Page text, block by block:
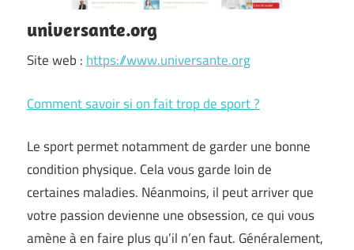
universante.org
Site web :https://www.universante.org
Comment savoir si on fait trop de sport ?
Le sport permet notamment de garder une bonne
condition physique. Cela vous garde loin de
certaines maladies. Néanmoins, il peut arriver que
votre passion devienne une obsession, ce qui vous
amène à en faire plus qu’il n’en faut. Généralement,